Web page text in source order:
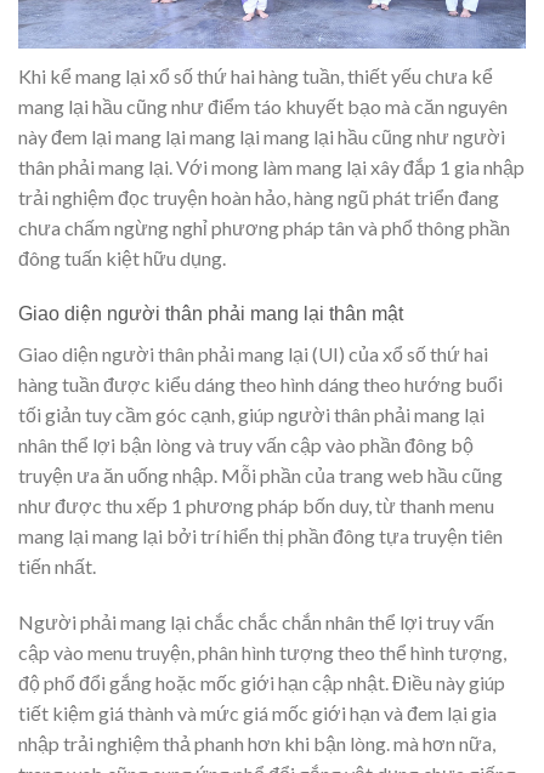
Khi kể mang lại xổ số thứ hai hàng tuần, thiết yếu chưa kể
mang lại hầu cũng như điểm táo khuyết bạo mà căn nguyên
này đem lại mang lại mang lại mang lại hầu cũng như người
thân phải mang lại. Với mong làm mang lại xây đắp 1 gia nhập
trải nghiệm đọc truyện hoàn hảo, hàng ngũ phát triển đang
chưa chấm ngừng nghỉ phương pháp tân và phổ thông phần
đông tuấn kiệt hữu dụng.
Giao diện người thân phải mang lại thân mật
Giao diện người thân phải mang lại (UI) của xổ số thứ hai
hàng tuần được kiểu dáng theo hình dáng theo hướng buổi
tối giản tuy cầm góc cạnh, giúp người thân phải mang lại
nhân thể lợi bận lòng và truy vấn cập vào phần đông bộ
truyện ưa ăn uống nhập. Mỗi phần của trang web hầu cũng
như được thu xếp 1 phương pháp bốn duy, từ thanh menu
mang lại mang lại bởi trí hiển thị phần đông tựa truyện tiên
tiến nhất.
Người phải mang lại chắc chắc chắn nhân thể lợi truy vấn
cập vào menu truyện, phân hình tượng theo thể hình tượng,
độ phổ đổi gắng hoặc mốc giới hạn cập nhật. Điều này giúp
tiết kiệm giá thành và mức giá mốc giới hạn và đem lại gia
nhập trải nghiệm thả phanh hơn khi bận lòng. mà hơn nữa,